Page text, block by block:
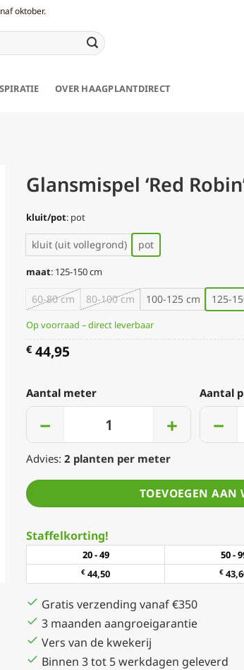
oktober.
OVER HAAGPLANTDIRECT
Glansmispel ‘Red
kluit/pot: pot
kluit (uit vollegrond) pot
maat: 125-150 cm
60-80 cm 80-100 cm 100-125 cm 125-
Op voorraad – direct leverbaar
€ 44,95
Aantal meter
− +
Aantal
−
Advies: 2 planten per meter
TOEVOEGEN AAN
Staffelkorting!
20 - 49 50 -
€ 44,50 €
Gratis verzending vanaf €350
3 maanden aangroeigarantie
Vers van de kwekerij
Binnen 3 tot 5 werkdagen geleverd